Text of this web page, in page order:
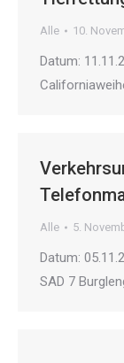
Alle 10.
Datum:
Alle 5.
Datum:
SAD 7